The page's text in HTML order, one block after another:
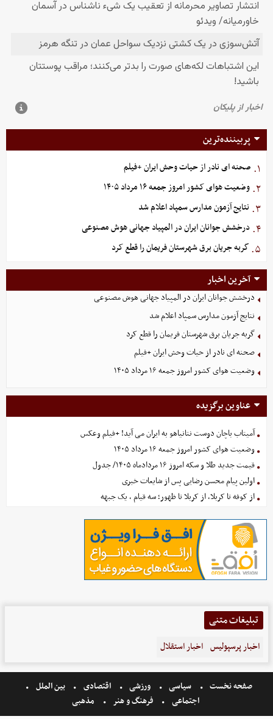
پربیننده‌ترین
۱. صحنه ای نادر از حیات وحش ایران +فیلم
۲. وضعیت هوای کشور امروز جمعه ۱۶ مرداد ۱۴۰۵
۳. نتایج آزمون مدارس سمپاد اعلام شد
۴. درخشش جوانان ایران در المپیاد جهانی هوش مصنوعی
۵. گربه جریان برق شهرستان فریمان را قطع کرد
آخرین اخبار
درخشش جوانان ایران در المپیاد جهانی هوش مصنوعی
نتایج آزمون مدارس سمپاد اعلام شد
گربه جریان برق شهرستان فریمان را قطع کرد
صحنه ای نادر از حیات وحش ایران +فیلم
وضعیت هوای کشور امروز جمعه ۱۶ مرداد ۱۴۰۵
عناوین برگزیده
آمیتاب باچان دوست نتانیاهو به ایران می آید! +فیلم وعکس
وضعیت هوای کشور امروز جمعه ۱۶ مرداد ۱۴۰۵
قیمت جدید طلا و سکه امروز ۱۶ مردادماه ۱۴۰۵/ جدول
اولین پیام محسن رضایی پس از شایعات خبری
از کوفه تا کربلا، از کربلا تا ظهور؛ سه قیام ، یک جبهه
تبلیغات متنی
اخبار پرسپولیس اخبار استقلال
صفحه نخست سیاسی ورزشی اقتصادی
بین الملل
اجتماعی
فرهنگ و هنر مذهبی